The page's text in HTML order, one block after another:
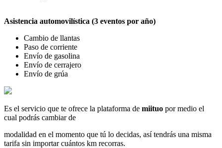
Asistencia automovilística (3 eventos por año)
Cambio de llantas
Paso de corriente
Envío de gasolina
Envío de cerrajero
Envío de grúa
Es el servicio que te ofrece la plataforma de miituo por medio el
cual podrás cambiar de
modalidad en el momento que tú lo decidas, así tendrás una misma
tarifa sin importar cuántos km recorras.